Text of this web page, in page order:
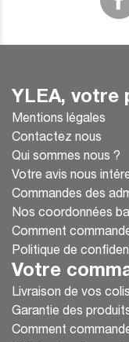
YLEA, votre
Mentions légales
Contactez nous
Qui sommes nous ?
Votre avis nous
Commandes des
Nos coordonnées
Comment
Politique de
Votre
Livraison de vos colis
Garantie des
Comment